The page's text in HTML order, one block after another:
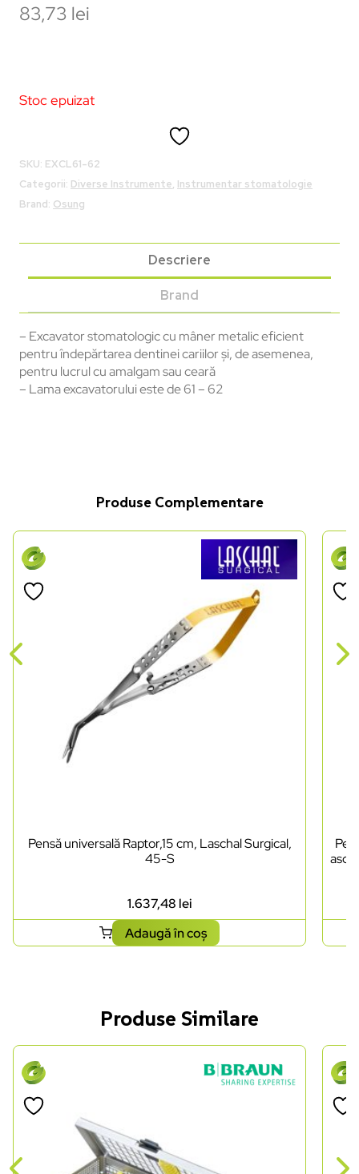
83,73 lei
Stoc epuizat
SKU: EXCL61-62
Categorii: Diverse Instrumente, Instrumentar stomatologie
Brand: Osung
Descriere
Brand
– Excavator stomatologic cu mâner metalic eficient
pentru îndepărtarea dentinei cariilor și, de asemenea,
pentru lucrul cu amalgam sau ceară
– Lama excavatorului este de 61 – 62
Produse Complementare
Pensă universală Raptor,15 cm, Laschal Surgical,
45-S
1.637,48 lei
Adaugă în coș
Produse Similare